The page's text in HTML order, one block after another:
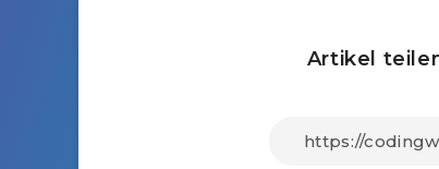
Artikel